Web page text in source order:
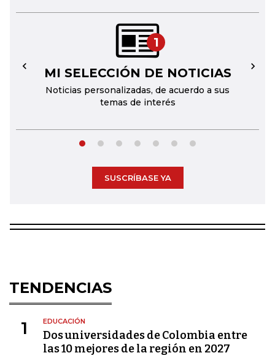
1
MI SELECCIÓN DE NOTICIAS
Noticias personalizadas, de acuerdo a sus
temas de interés
← →
SUSCRÍBASE YA
TENDENCIAS
1 EDUCACIÓN
Dos universidades de Colombia entre
las 10 mejores de la región en 2027